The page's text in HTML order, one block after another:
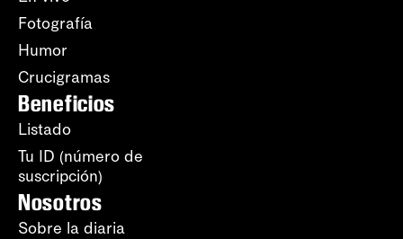
Fotografía
Humor
Crucigramas
Beneficios
Listado
Tu ID (número de
suscripción)
Nosotros
Sobre la diaria